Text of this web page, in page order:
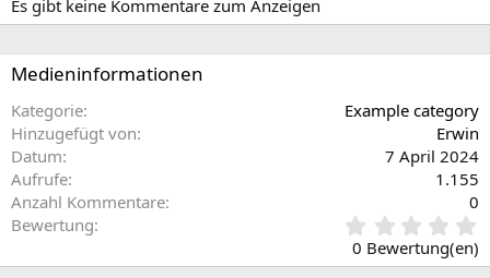
Es gibt keine Kommentare zum Anzeigen
Medieninformationen
Kategorie
Example category
Hinzugefügt von
Erwin
Datum
7 April 2024
Aufrufe
1.155
Anzahl Kommentare
0
Bewertung
0
0 Bewertung(en)